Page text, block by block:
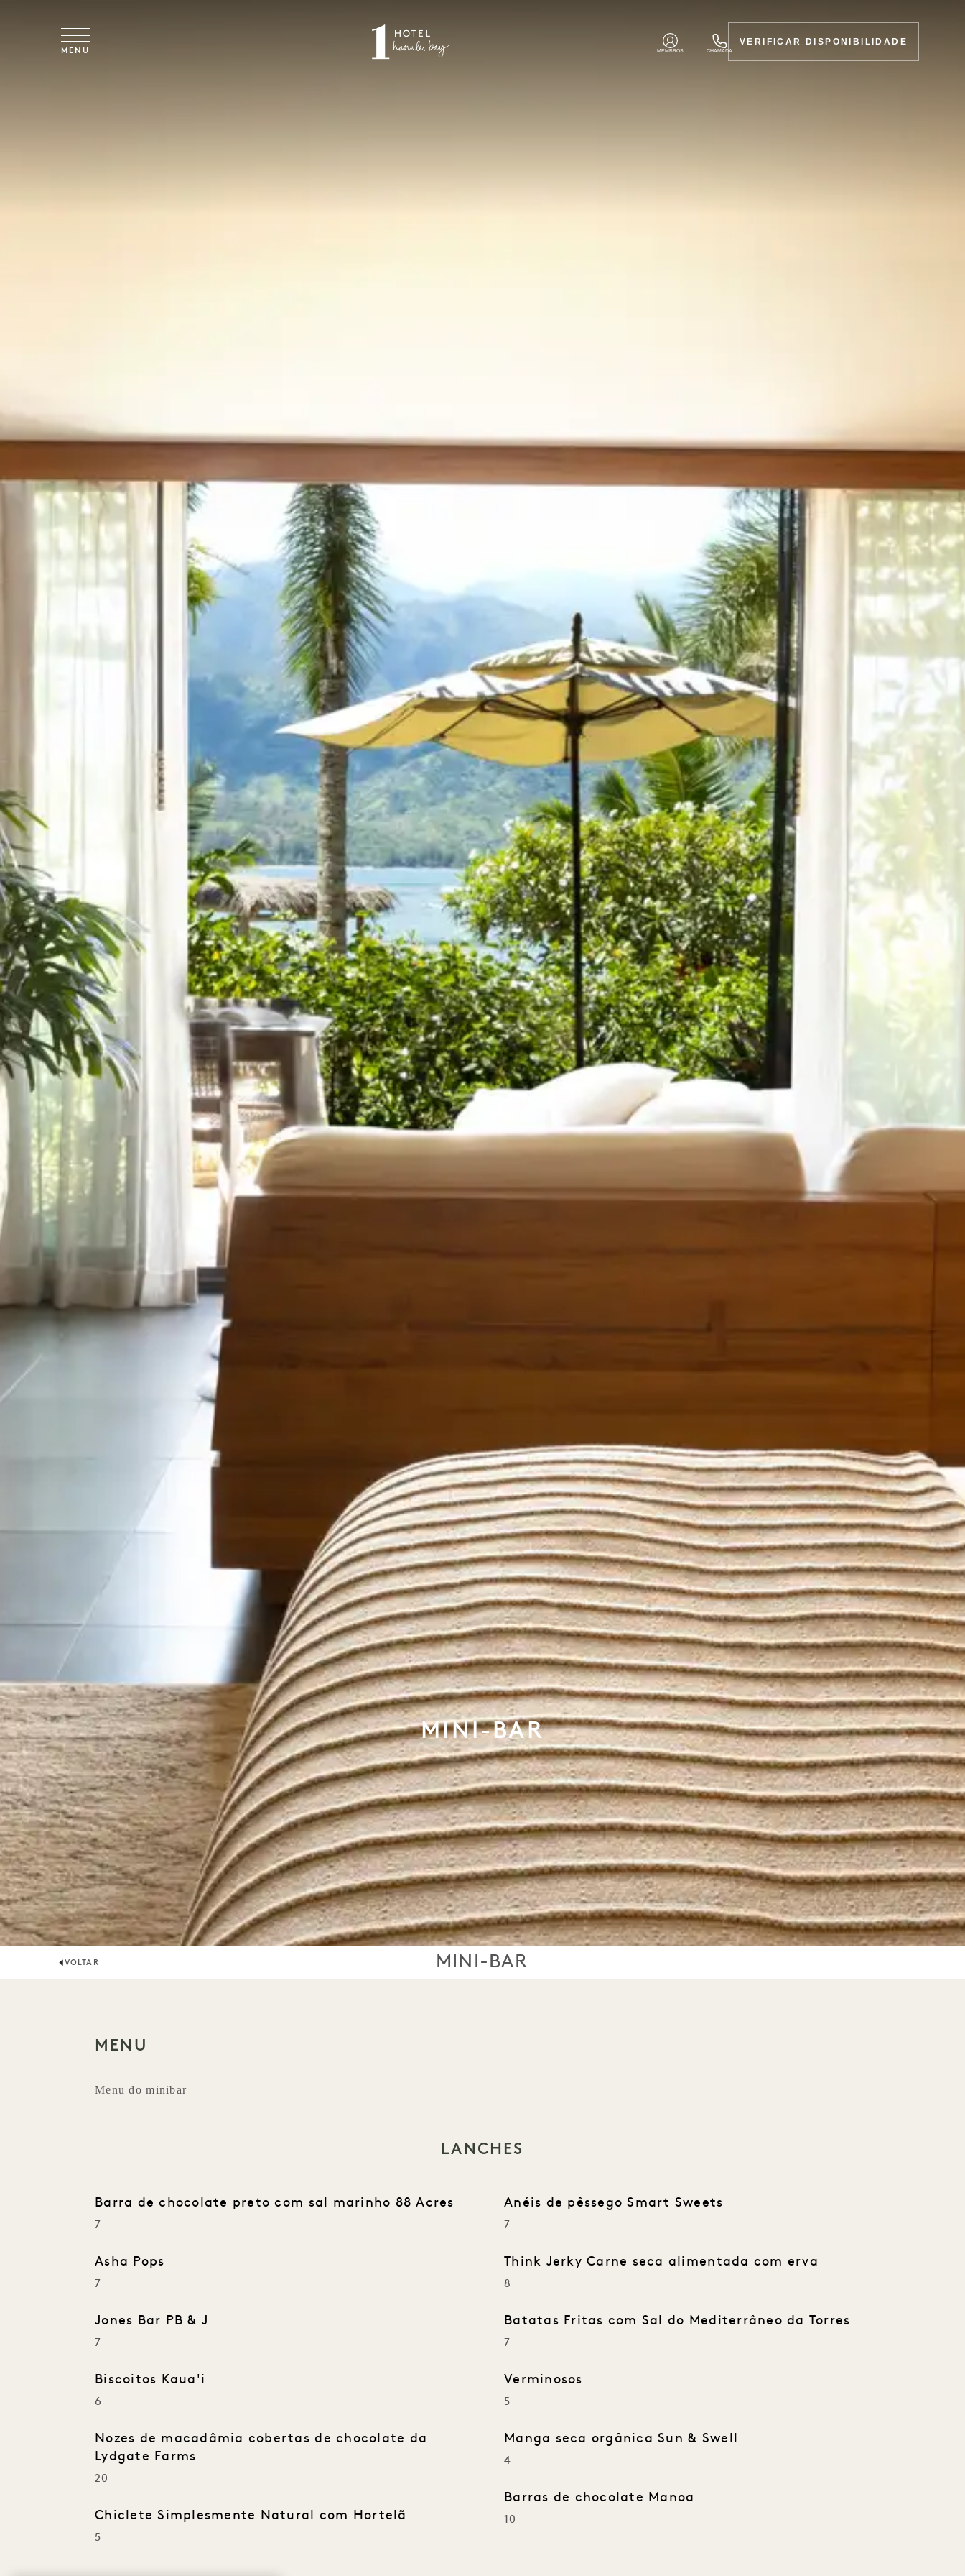
MENU MEMBROS CHAMADA
VERIFICAR DISPONIBILIDADE
MINI-BAR
VOLTAR MINI-BAR
MENU
Menu do minibar
LANCHES
Barra de chocolate preto com sal marinho 88 Acres
7
Asha Pops
7
Jones Bar PB & J
7
Biscoitos Kaua'i
6
Nozes de macadâmia cobertas de chocolate da
Lydgate Farms
20
Chiclete Simplesmente Natural com Hortelã
5
Anéis de pêssego Smart Sweets
7
Think Jerky Carne seca alimentada com erva
8
Batatas Fritas com Sal do Mediterrâneo da Torres
7
Verminosos
5
Manga seca orgânica Sun & Swell
4
Barras de chocolate Manoa
10